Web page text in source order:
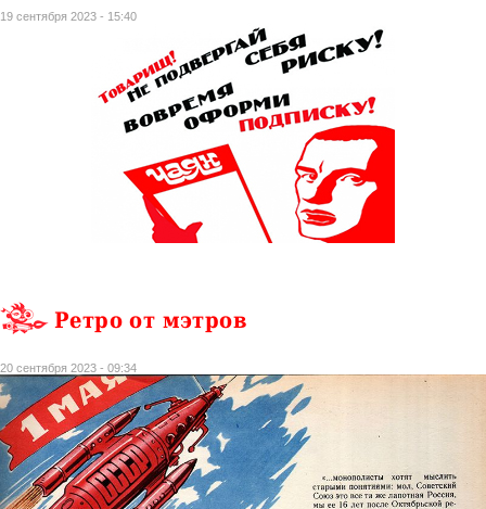
19 сентября 2023 - 15:40
Ретро от мэтров
20 сентября 2023 - 09:34